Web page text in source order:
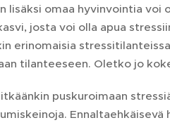
lisäksi omaa hyvinvointia
josta voi olla apua
erinomaisia
tilanteeseen. Oletko jo
puskuroimaan